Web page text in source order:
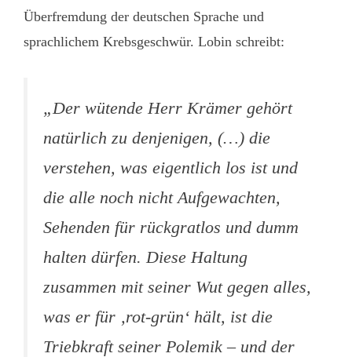
Überfremdung der deutschen Sprache und
sprachlichem Krebsgeschwür. Lobin schreibt:
„Der wütende Herr Krämer gehört
natürlich zu denjenigen, (…) die
verstehen, was eigentlich los ist und
die alle noch nicht Aufgewachten,
Sehenden für rückgratlos und dumm
halten dürfen. Diese Haltung
zusammen mit seiner Wut gegen alles,
was er für ‚rot-grün‘ hält, ist die
Triebkraft seiner Polemik – und der